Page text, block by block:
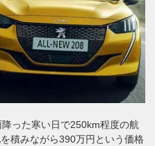
った寒い日で250km程度の航
積みながら390万円という価格